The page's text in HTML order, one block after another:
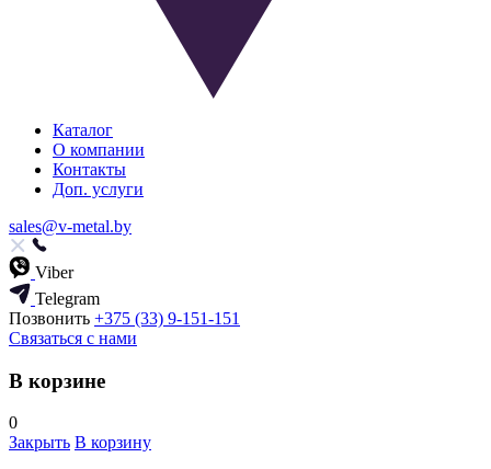
Каталог
О компании
Контакты
Доп. услуги
sales@v-metal.by
Viber
Telegram
Позвонить +375 (33) 9-151-151
Связаться с нами
В корзине
0
Закрыть В корзину